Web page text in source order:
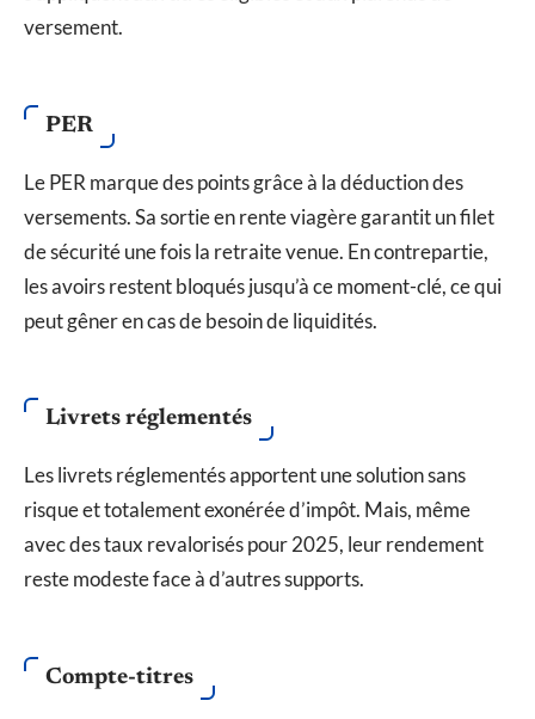
versement.
PER
Le PER marque des points grâce à la déduction des
versements. Sa sortie en rente viagère garantit un filet
de sécurité une fois la retraite venue. En contrepartie,
les avoirs restent bloqués jusqu’à ce moment-clé, ce qui
peut gêner en cas de besoin de liquidités.
Livrets réglementés
Les livrets réglementés apportent une solution sans
risque et totalement exonérée d’impôt. Mais, même
avec des taux revalorisés pour 2025, leur rendement
reste modeste face à d’autres supports.
Compte-titres